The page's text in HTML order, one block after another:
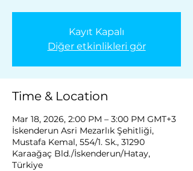
Kayıt Kapalı
Diğer etkinlikleri gör
Time & Location
Mar 18, 2026, 2:00 PM – 3:00 PM GMT+3
İskenderun Asri Mezarlık Şehitliği,
Mustafa Kemal, 554/1. Sk., 31290
Karaağaç Bld./İskenderun/Hatay,
Türkiye